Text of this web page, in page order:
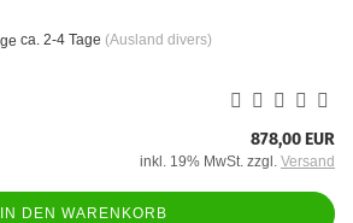
ca. 2-4 Tage (Ausland divers)
878,00 EUR
inkl. 19% MwSt. zzgl. Versand
IN DEN WARENKORB